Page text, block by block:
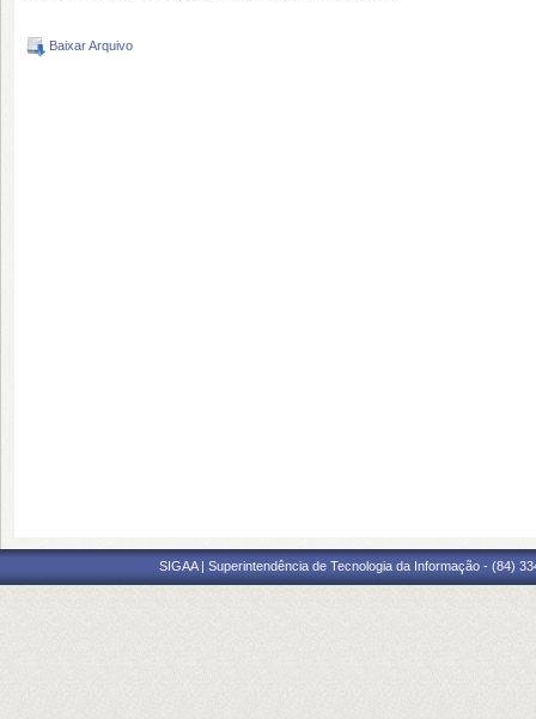
Baixar Arquivo
SIGAA | Superintendência de Tecnologia da Informação - (84)